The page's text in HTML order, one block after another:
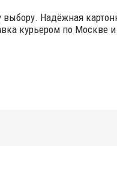
Надёжная
курьером по Москве и